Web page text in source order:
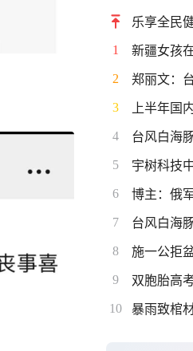
乐享全民
1 新疆女孩
2 郑丽文：
3 上半年国
4 台风白海
5 宇树科技
6 博主：俄
7 台风白海
8 施一公拒
9 双胞胎高
10 暴雨致棺